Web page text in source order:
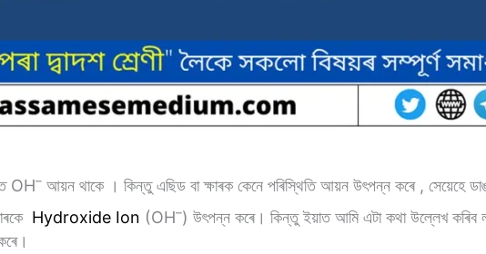
OH– আয়ন থাকে । কিন্তু এছিড বা ক্ষাৰক কেনে পৰিস্থিতি আয়ন উৎপন্ন কৰে , সেয়েহে
Hydroxide Ion (OH–) উৎপন্ন কৰে। কিন্তু ইয়াত আমি এটা কথা উল্লেখ কৰিব